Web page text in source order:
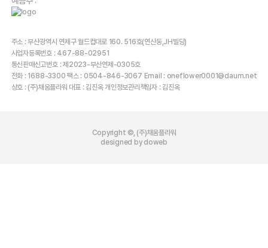
주소 : 부산광역시 연제구 월드컵대로 160. 516호(연산동,JH빌딩)
사업자등록번호 : 467-88-02951
통신판매신고번호 : 제2023-부산연제-0305호
전화 : 1688-3300 팩스 : 0504-846-3067 Email : oneflower0001@daum.net
상호 : (주)채움플라워 대표 : 김진옥 개인정보관리책임자 : 김진옥
Copyright ©, (주)채움플라워
designed by doweb